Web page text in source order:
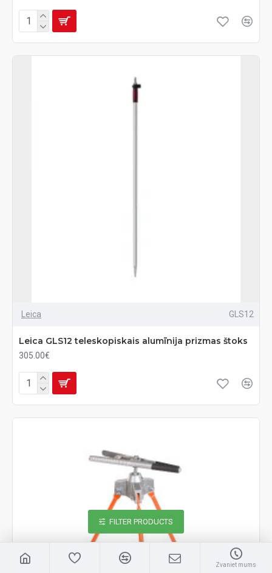
Leica GLS12
Leica GLS12 teleskopiskais alumīnija prizmas štoks
305.00€
Zvaniet mums
FILTER PRODUCTS